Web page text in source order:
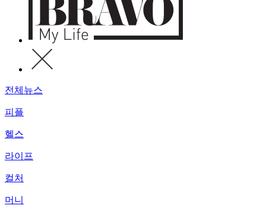
전체뉴스
피플
헬스
라이프
컬처
머니